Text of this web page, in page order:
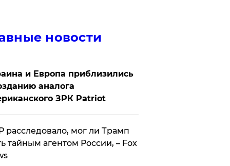
новости
и Европа приблизились
аналога
ЗРК Patriot
расследовало, мог ли Трамп
тайным агентом России, – Fox